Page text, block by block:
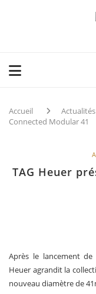
Accueil
Connected Modular 41
TAG Heuer
Après le lancement de
Heuer agrandit la
nouveau diamètre de